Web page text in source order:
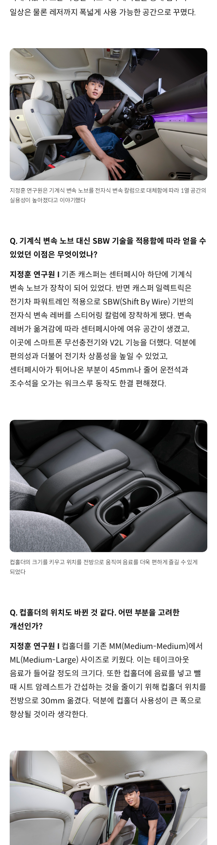
일상은 물론 레저까지 폭넓게 사용 가능한 공간으로 꾸몄다.
지정훈 연구원은 기계식 변속 노브를 전자식 변속 칼럼으로 대체함에 따라 1열 공간의
실용성이 높아졌다고 이야기했다
Q. 기계식 변속 노브 대신 SBW 기술을 적용함에 따라 얻을 수
있었던 이점은 무엇이었나?
지정훈 연구원 I 기존 캐스퍼는 센터페시아 하단에 기계식
변속 노브가 장착이 되어 있었다. 반면 캐스퍼 일렉트릭은
전기차 파워트레인 적용으로 SBW(Shift By Wire) 기반의
전자식 변속 레버를 스티어링 칼럼에 장착하게 됐다. 변속
레버가 옮겨감에 따라 센터페시아에 여유 공간이 생겼고,
이곳에 스마트폰 무선충전기와 V2L 기능을 더했다. 덕분에
편의성과 더불어 전기차 상품성을 높일 수 있었고,
센터페시아가 튀어나온 부분이 45mm나 줄어 운전석과
조수석을 오가는 워크스루 동작도 한결 편해졌다.
컵홀더의 크기를 키우고 위치를 전방으로 움직여 음료를 더욱 편하게 즐길 수 있게
되었다
Q. 컵홀더의 위치도 바뀐 것 같다. 어떤 부분을 고려한
개선인가?
지정훈 연구원 I 컵홀더를 기존 MM(Medium-Medium)에서
ML(Medium-Large) 사이즈로 키웠다. 이는 테이크아웃
음료가 들어갈 정도의 크기다. 또한 컵홀더에 음료를 넣고 뺄
때 시트 암레스트가 간섭하는 것을 줄이기 위해 컵홀더 위치를
전방으로 30mm 옮겼다. 덕분에 컵홀더 사용성이 큰 폭으로
향상될 것이라 생각한다.